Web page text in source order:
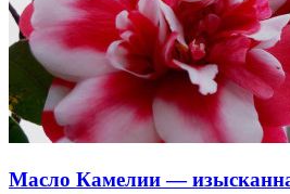
Масло Камелии —